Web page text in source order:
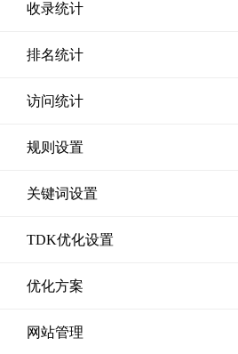
收录统计
排名统计
访问统计
规则设置
关键词设置
TDK优化设置
优化方案
网站管理